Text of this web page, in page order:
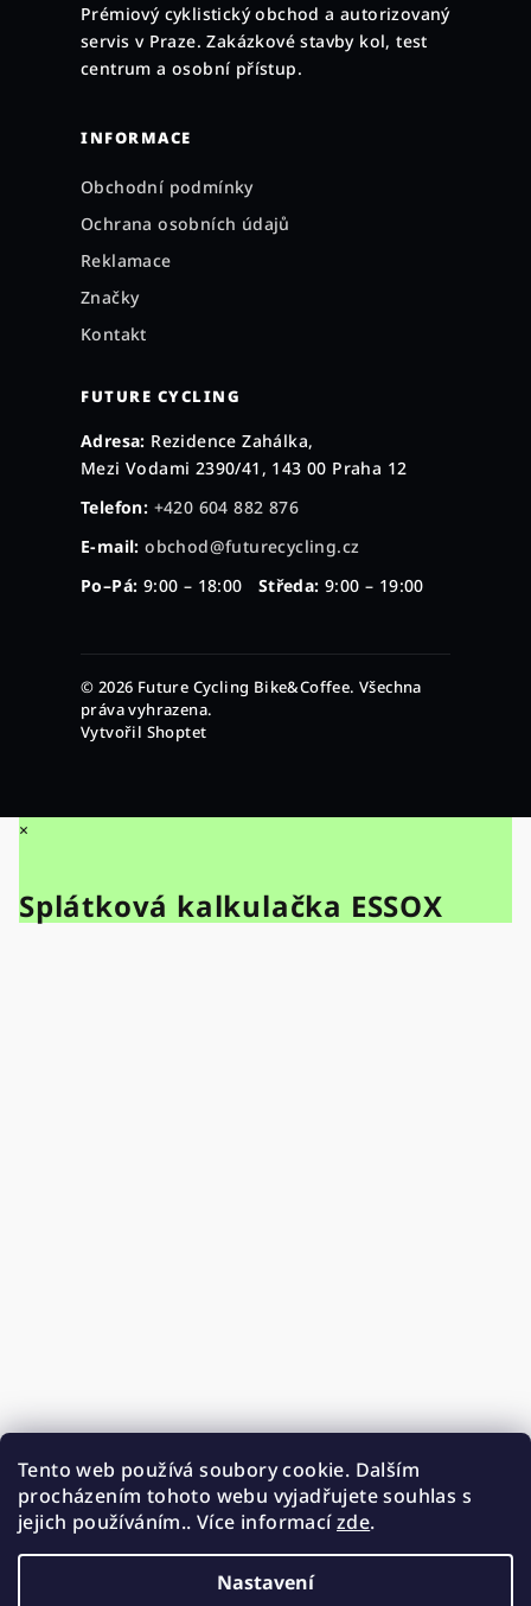
Tento web používá soubory cookie. Dalším
procházením tohoto webu vyjadřujete souhlas s
jejich používáním.. Více informacízde.
Nastavení
Prémiový cyklistický obchod a autorizovaný
servis v Praze. Zakázkové stavby kol, test
centrum a osobní přístup.
INFORMACE
Obchodní podmínky
Ochrana osobních údajů
Reklamace
Značky
Kontakt
FUTURE CYCLING
Adresa: Rezidence Zahálka,
Mezi Vodami 2390/41, 143 00 Praha 12
Telefon: +420 604 882 876
E-mail: obchod@futurecycling.cz
Po–Pá: 9:00 – 18:00 Středa: 9:00 – 19:00
© 2026 Future Cycling Bike&Coffee. Všechna
práva vyhrazena.
Vytvořil Shoptet
×
Splátková kalkulačka ESSOX